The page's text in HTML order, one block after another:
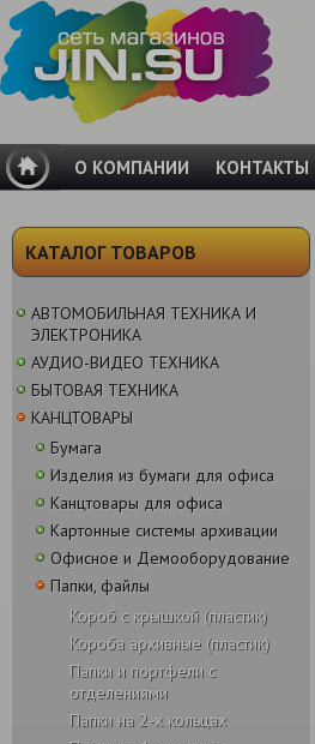
О КОМПАНИИ КОНТАКТЫ
КАТАЛОГ ТОВАРОВ
АВТОМОБИЛЬНАЯ ТЕХНИКА И
ЭЛЕКТРОНИКА
АУДИО-ВИДЕО ТЕХНИКА
БЫТОВАЯ ТЕХНИКА
КАНЦТОВАРЫ
Бумага
Изделия из бумаги для офиса
Канцтовары для офиса
Картонные системы архивации
Офисное и Демооборудование
Папки, файлы
Короб с крышкой (пластик)
Короба архивные (пластик)
Папки и портфели с
отделениями
Папки на 2-х кольцах